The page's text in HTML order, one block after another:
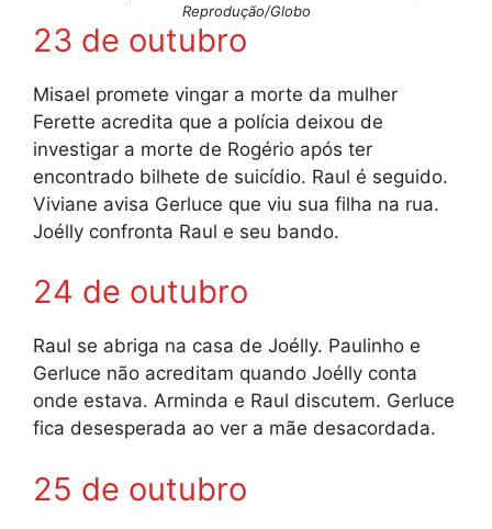
Reprodução/Globo
23 de outubro
Misael promete vingar a morte da mulher
Ferette acredita que a polícia deixou de
investigar a morte de Rogério após ter
encontrado bilhete de suicídio. Raul é seguido.
Viviane avisa Gerluce que viu sua filha na rua.
Joélly confronta Raul e seu bando.
24 de outubro
Raul se abriga na casa de Joélly. Paulinho e
Gerluce não acreditam quando Joélly conta
onde estava. Arminda e Raul discutem. Gerluce
fica desesperada ao ver a mãe desacordada.
25 de outubro